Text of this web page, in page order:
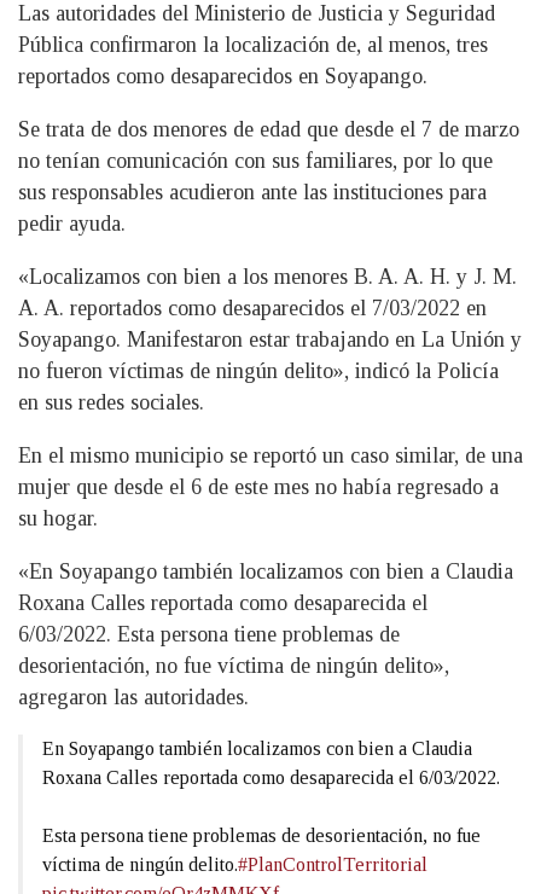
Las autoridades del Ministerio de Justicia y Seguridad
Pública confirmaron la localización de, al menos, tres
reportados como desaparecidos en Soyapango.
Se trata de dos menores de edad que desde el 7 de marzo
no tenían comunicación con sus familiares, por lo que
sus responsables acudieron ante las instituciones para
pedir ayuda.
«Localizamos con bien a los menores B. A. A. H. y J. M.
A. A. reportados como desaparecidos el 7/03/2022 en
Soyapango. Manifestaron estar trabajando en La Unión y
no fueron víctimas de ningún delito», indicó la Policía
en sus redes sociales.
En el mismo municipio se reportó un caso similar, de una
mujer que desde el 6 de este mes no había regresado a
su hogar.
«En Soyapango también localizamos con bien a Claudia
Roxana Calles reportada como desaparecida el
6/03/2022. Esta persona tiene problemas de
desorientación, no fue víctima de ningún delito»,
agregaron las autoridades.
En Soyapango también localizamos con bien a Claudia
Roxana Calles reportada como desaparecida el 6/03/2022.
Esta persona tiene problemas de desorientación, no fue
víctima de ningún delito.#PlanControlTerritorial